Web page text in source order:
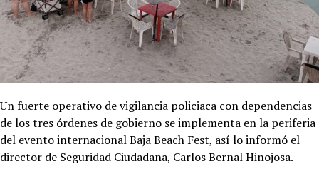
Un fuerte operativo de vigilancia policiaca con dependencias
de los tres órdenes de gobierno se implementa en la periferia
del evento internacional Baja Beach Fest, así lo informó el
director de Seguridad Ciudadana, Carlos Bernal Hinojosa.